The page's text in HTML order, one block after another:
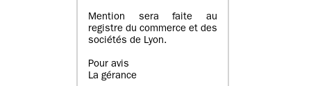
Mention sera faite au
registre du commerce et des
sociétés de Lyon.
Pour avis
La gérance